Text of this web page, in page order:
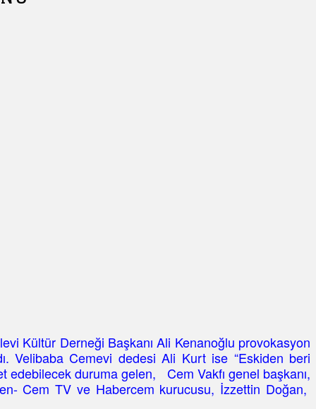
Kültür Derneği Başkanı Ali Kenanoğlu provokasyon
Velibaba Cemevi dedesi Ali Kurt ise “Eskiden beri
edebilecek duruma gelen, Cem Vakfı genel başkanı,
Cem TV ve Habercem kurucusu, İzzettin Doğan,